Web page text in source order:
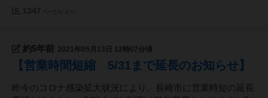
約5年前 2021年05月13日 12時07分頃
【営業時間短縮 5/31まで延長のお知らせ】
昨今のコロナ感染拡大状況により、長崎市に営業時短の延長